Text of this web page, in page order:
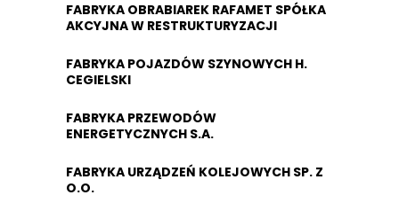
FABRYKA OBRABIAREK RAFAMET SPÓŁKA
AKCYJNA W RESTRUKTURYZACJI
FABRYKA POJAZDÓW SZYNOWYCH H.
CEGIELSKI
FABRYKA PRZEWODÓW
ENERGETYCZNYCH S.A.
FABRYKA URZĄDZEŃ KOLEJOWYCH SP. Z
O.O.